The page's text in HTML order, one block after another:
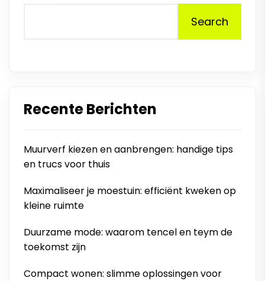
Search
Recente Berichten
Muurverf kiezen en aanbrengen: handige tips
en trucs voor thuis
Maximaliseer je moestuin: efficiënt kweken op
kleine ruimte
Duurzame mode: waarom tencel en teym de
toekomst zijn
Compact wonen: slimme oplossingen voor